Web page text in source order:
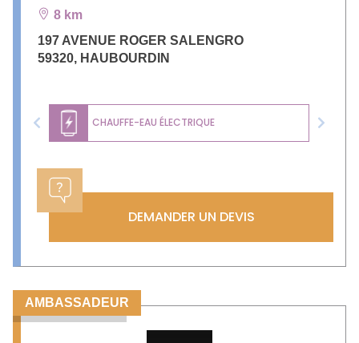
8 km
197 AVENUE ROGER SALENGRO
59320, HAUBOURDIN
CHAUFFE-EAU ÉLECTRIQUE
Previous Next
DEMANDER UN DEVIS
AMBASSADEUR